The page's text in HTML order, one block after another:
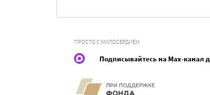
ПРОСТО С МИЛОСЕРДИЕМ
Подписывайтесь на Max-канал